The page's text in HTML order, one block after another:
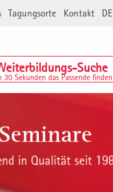
DE
Kontakt
Tagungsorte
Suche
30 Sekunden das Passende finden